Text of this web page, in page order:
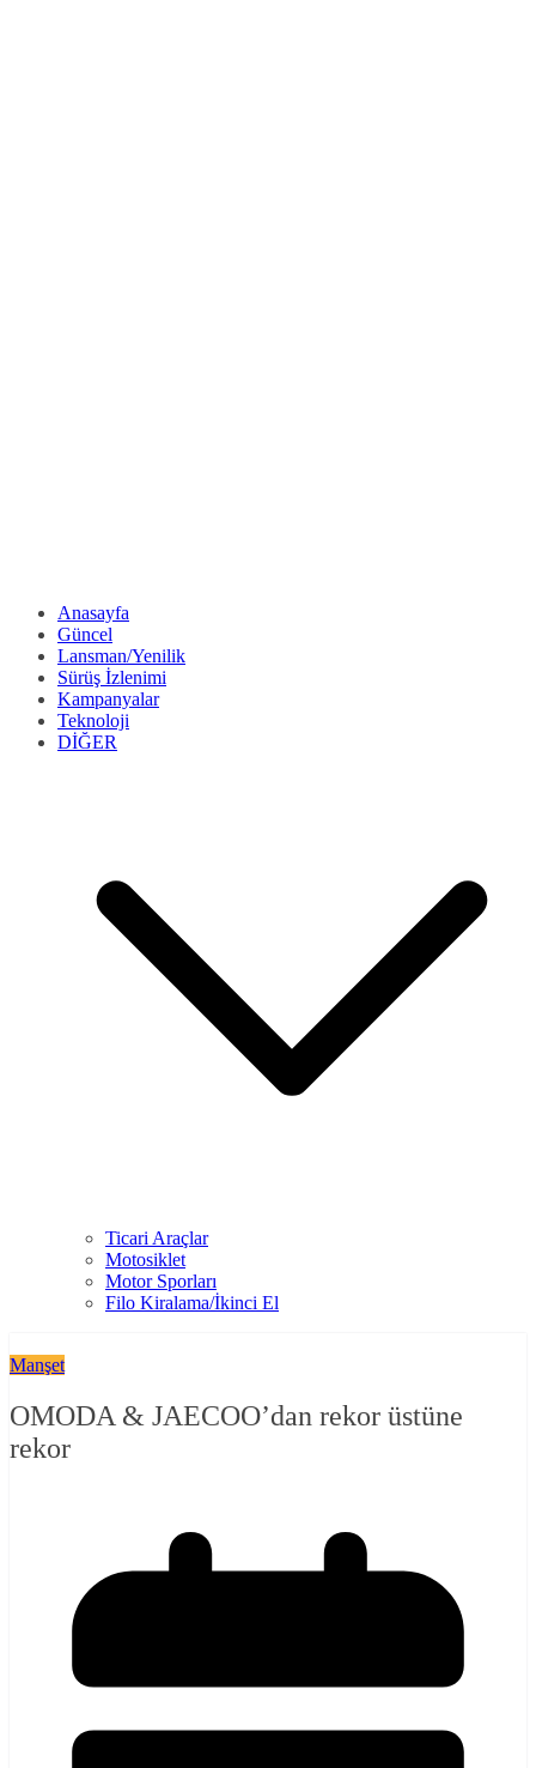
Anasayfa
Güncel
Lansman/Yenilik
Sürüş İzlenimi
Kampanyalar
Teknoloji
DİĞER
Ticari Araçlar
Motosiklet
Motor Sporları
Filo Kiralama/İkinci El
Manşet
OMODA & JAECOO’dan rekor üstüne
rekor